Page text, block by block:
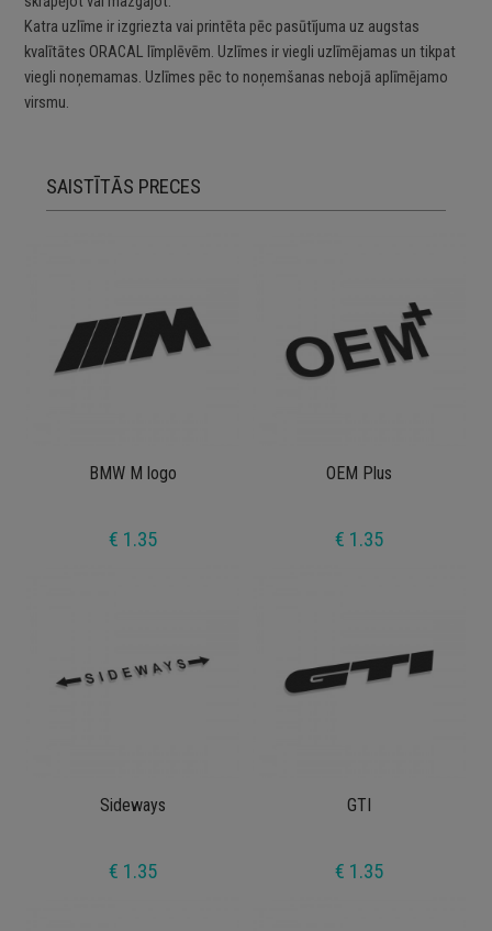
Katra uzlīme ir izgriezta vai printēta pēc pasūtījuma uz augstas
kvalītātes ORACAL līmplēvēm. Uzlīmes ir viegli uzlīmējamas un tikpat
viegli noņemamas. Uzlīmes pēc to noņemšanas nebojā aplīmējamo
virsmu.
SAISTĪTĀS PRECES
BMW M logo
€ 1.35
OEM Plus
€ 1.35
Sideways
€ 1.35
GTI
€ 1.35